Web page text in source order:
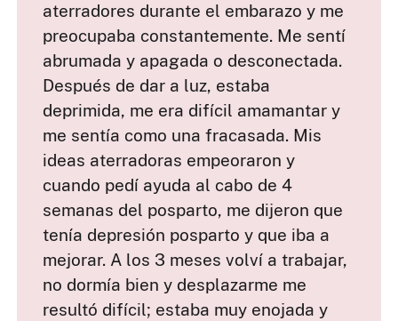
aterradores durante el embarazo y me
preocupaba constantemente. Me sentí
abrumada y apagada o desconectada.
Después de dar a luz, estaba
deprimida, me era difícil amamantar y
me sentía como una fracasada. Mis
ideas aterradoras empeoraron y
cuando pedí ayuda al cabo de 4
semanas del posparto, me dijeron que
tenía depresión posparto y que iba a
mejorar. A los 3 meses volví a trabajar,
no dormía bien y desplazarme me
resultó difícil; estaba muy enojada y